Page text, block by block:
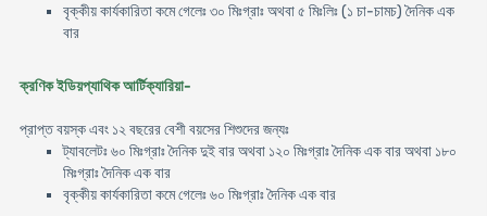
বৃক্কীয় কার্যকারিতা কমে গেলেঃ ৩০ মিঃগ্রাঃ অথবা ৫ মিঃলিঃ (১ চা-চামচ) দৈনিক এক
বার
ক্রণিক ইডিয়প্যাথিক আর্টিক্যারিয়া-
প্রাপ্ত বয়স্ক এবং ১২ বছরের বেশী বয়সের শিশুদের জন্যঃ
ট্যাবলেটঃ ৬০ মিঃগ্রাঃ দৈনিক দুই বার অথবা ১২০ মিঃগ্রাঃ দৈনিক এক বার অথবা ১৮০
মিঃগ্রাঃ দৈনিক এক বার
বৃক্কীয় কার্যকারিতা কমে গেলেঃ ৬০ মিঃগ্রাঃ দৈনিক এক বার